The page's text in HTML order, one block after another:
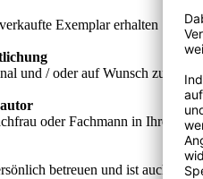
Exemplar erhalten Sie
und / oder auf Wunsch
oder Fachmann in Ihrem
betreuen und ist auch